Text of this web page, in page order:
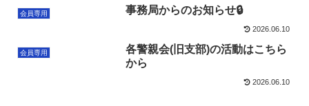
会員専用 事務局からのお知らせ🔒
2026.06.10
会員専用
各警親会(旧支部)の活動はこちら
から
2026.06.10